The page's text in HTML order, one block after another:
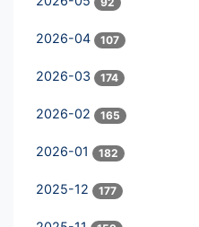
2026-04 107
2026-03 174
2026-02 165
2026-01 182
2025-12 177